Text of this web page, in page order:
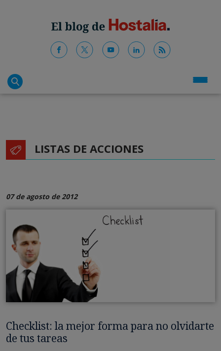
LISTAS DE ACCIONES
07 de agosto de 2012
Checklist: la mejor forma para no olvidarte
de tus tareas